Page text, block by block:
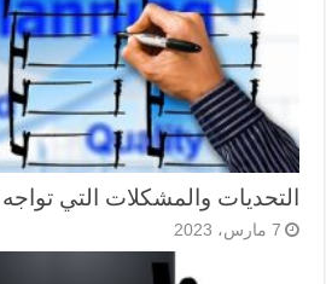
التحديات والمشكلات التي تواجه
7 مارس، 2023